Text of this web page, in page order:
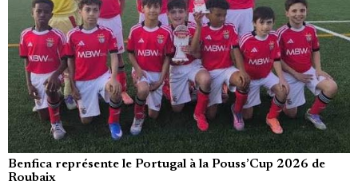
Benfica représente le Portugal à la Pouss’Cup 2026 de
Roubaix